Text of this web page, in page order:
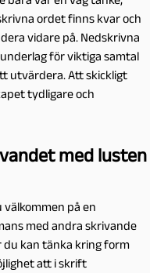
ordet finns kvar och
vidare på. Nedskrivna
för viktiga samtal
utvärdera. Att skickligt
tydligare och
med lusten
välkommen på en
med andra skrivande
du kan tänka kring form
att i skrift